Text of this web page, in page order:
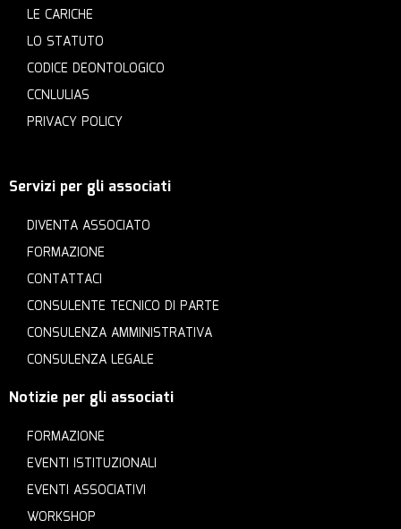
LE CARICHE
LO STATUTO
CODICE DEONTOLOGICO
CCNLULIAS
PRIVACY POLICY
Servizi per gli associati
DIVENTA ASSOCIATO
FORMAZIONE
CONTATTACI
CONSULENTE TECNICO DI PARTE
CONSULENZA AMMINISTRATIVA
CONSULENZA LEGALE
Notizie per gli associati
FORMAZIONE
EVENTI ISTITUZIONALI
EVENTI ASSOCIATIVI
WORKSHOP